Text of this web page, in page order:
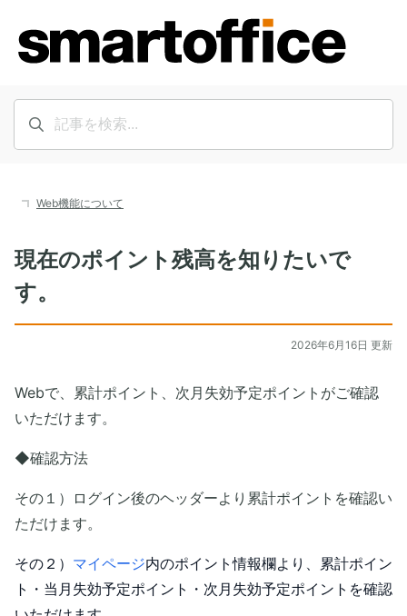
Web機能について
現在のポイント残高を知りたいで
す。
2026年6月16日 更新
Webで、累計ポイント、次月失効予定ポイントがご確認
いただけます。
◆確認方法
その１）ログイン後のヘッダーより累計ポイントを確認い
ただけます。
その２） マイページ内のポイント情報欄より、累計ポイン
ト・当月失効予定ポイント・次月失効予定ポイントを確認